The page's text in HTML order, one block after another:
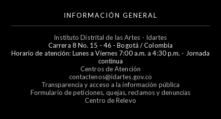
INFORMACIÓN GENERAL
Instituto Distrital de las Artes - Idartes
Carrera 8 No. 15 - 46 - Bogotá / Colombia
Horario de atención: Lunes a Viernes 7:00 a.m. a 4:30 p.m. - Jornada
continua
Centros de Atención
contactenos@idartes.gov.co
Transparencia y acceso a la información pública
Formulario de peticiones, quejas, reclamos y denuncias
Centro de Relevo